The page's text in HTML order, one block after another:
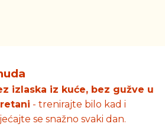
izlaska iz kuće, bez gužve u
- trenirajte bilo kad i
se snažno svaki dan.